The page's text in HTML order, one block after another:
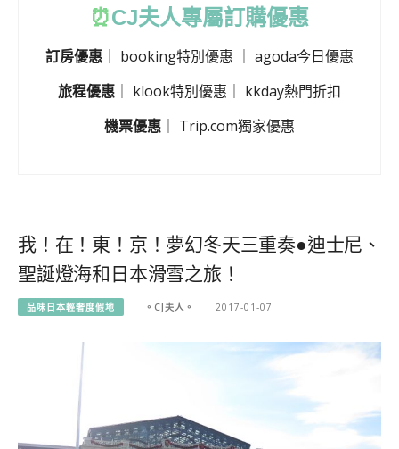
⏰CJ夫人專屬訂購優惠
訂房優惠 booking特別優惠
agoda今日優惠
旅程優惠
klook特別優惠
kkday熱門折扣
機票優惠
Trip.com獨家優惠
我！在！東！京！夢幻冬天三重奏●迪士尼、
聖誕燈海和日本滑雪之旅！
品味日本輕奢度假地 。CJ夫人。 2017-01-07